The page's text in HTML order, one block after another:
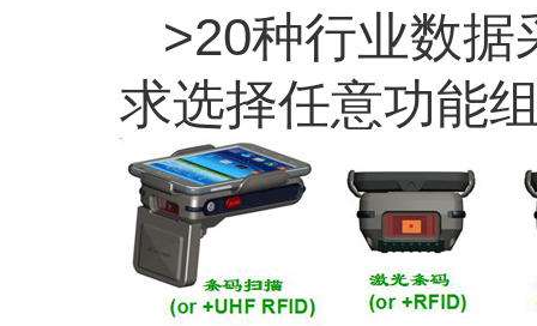
>20种行业数据
求选择任意功能